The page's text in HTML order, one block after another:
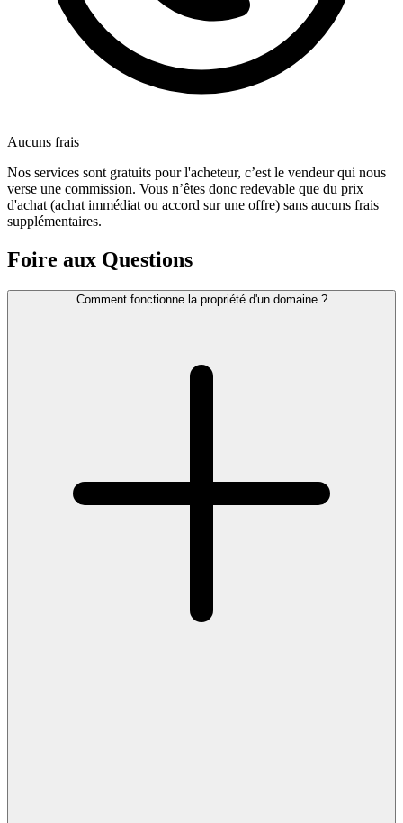
Aucuns frais
Nos services sont gratuits pour l'acheteur, c’est le vendeur qui nous
verse une commission. Vous n’êtes donc redevable que du prix
d'achat (achat immédiat ou accord sur une offre) sans aucuns frais
supplémentaires.
Foire aux Questions
Comment fonctionne la propriété d'un domaine ?